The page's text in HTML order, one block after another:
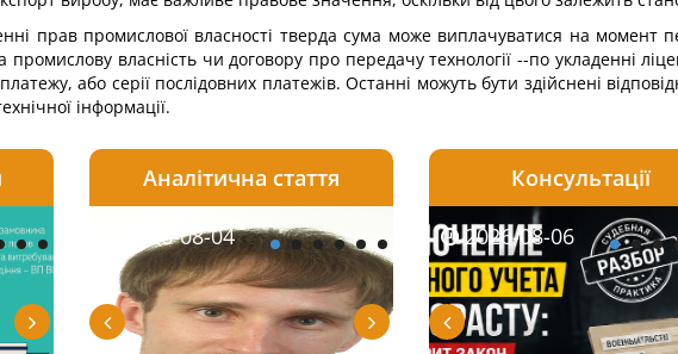
прав промислової власності тверда сума може виплачуватися на момент
промислову власність чи договору про передачу технології --по укладенні
або серії послідовних платежів. Останні можуть бути здійснені
інформації.
2026-08-05 2026-08-05
Аналітична стаття
2026-08-04 2026-08-04
Консультації
2026-07-24 2026-08-06
2026-07-30